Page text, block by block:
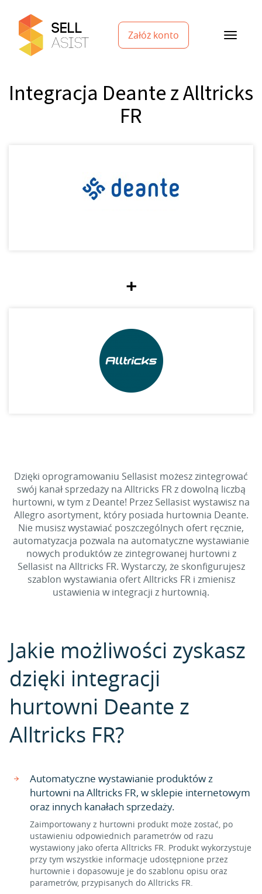
Załóż konto
Integracja Deante z Alltricks
FR
+
Dzięki oprogramowaniu Sellasist możesz zintegrować
swój kanał sprzedaży na Alltricks FR z dowolną liczbą
hurtowni, w tym z Deante! Przez Sellasist wystawisz na
Allegro asortyment, który posiada hurtownia Deante.
Nie musisz wystawiać poszczególnych ofert ręcznie,
automatyzacja pozwala na automatyczne wystawianie
nowych produktów ze zintegrowanej hurtowni z
Sellasist na Alltricks FR. Wystarczy, że skonfigurujesz
szablon wystawiania ofert Alltricks FR i zmienisz
ustawienia w integracji z hurtownią.
Jakie możliwości zyskasz
dzięki integracji
hurtowni Deante z
Alltricks FR?
Automatyczne wystawianie produktów z
hurtowni na Alltricks FR, w sklepie internetowym
oraz innych kanałach sprzedaży.
Zaimportowany z hurtowni produkt może zostać, po
ustawieniu odpowiednich parametrów od razu
wystawiony jako oferta Alltricks FR. Produkt wykorzystuje
przy tym wszystkie informacje udostępnione przez
hurtownie i dopasowuje je do szablonu opisu oraz
parametrów, przypisanych do Alltricks FR.